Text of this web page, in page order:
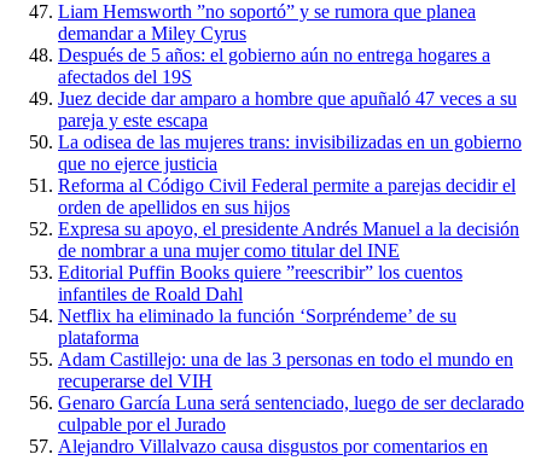
Liam Hemsworth ”no soportó” y se rumora que planea
demandar a Miley Cyrus
Después de 5 años: el gobierno aún no entrega hogares a
afectados del 19S
Juez decide dar amparo a hombre que apuñaló 47 veces a su
pareja y este escapa
La odisea de las mujeres trans: invisibilizadas en un gobierno
que no ejerce justicia
Reforma al Código Civil Federal permite a parejas decidir el
orden de apellidos en sus hijos
Expresa su apoyo, el presidente Andrés Manuel a la decisión
de nombrar a una mujer como titular del INE
Editorial Puffin Books quiere ”reescribir” los cuentos
infantiles de Roald Dahl
Netflix ha eliminado la función ‘Sorpréndeme’ de su
plataforma
Adam Castillejo: una de las 3 personas en todo el mundo en
recuperarse del VIH
Genaro García Luna será sentenciado, luego de ser declarado
culpable por el Jurado
Alejandro Villalvazo causa disgustos por comentarios en